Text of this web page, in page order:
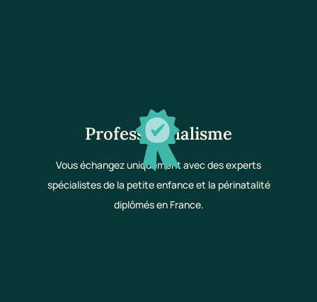
Professionnalisme
Vous échangez uniquement avec des experts
spécialistes de la petite enfance et la périnatalité
diplômés en France.